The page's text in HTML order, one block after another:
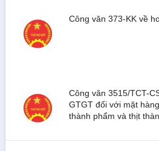
Công văn 373-KK về
Công văn 3515/TCT-
GTGT đối với mặt
thành phẩm và thịt